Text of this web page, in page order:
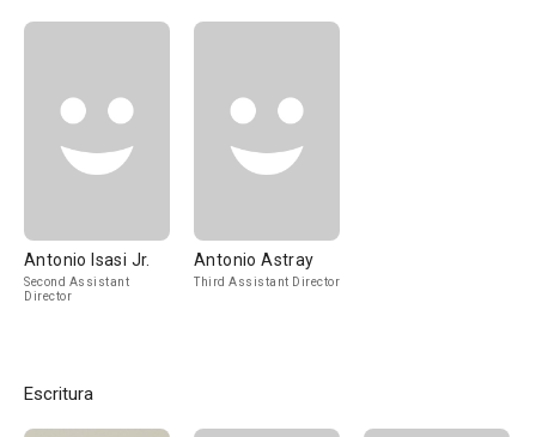
Antonio Isasi Jr.
Second Assistant
Director
Antonio Astray
Third Assistant Director
Escritura